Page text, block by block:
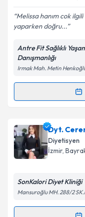
Kişisel
Metni
kapsamda
Melissa hanım cok ilgili
yaparken doğru...
Antre Fit Sağlıklı
Danışmanlığı
Irmak Mah. Metin
Randevu
Dyt. Melissa
oluşturun. Size
takvim
Kişisel
Dyt.
Diyetisyen
İzmir,
SonKalori Diyet Kliniği
Mansuroğlu MH. 288/2